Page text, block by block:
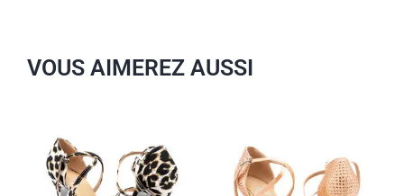
VOUS AIMEREZ AUSSI